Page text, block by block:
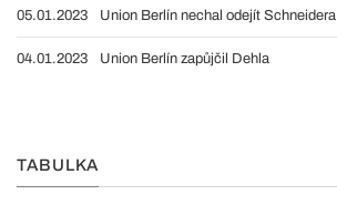
05.01.2023 Union Berlín nechal odejít Schneidera
04.01.2023 Union Berlín zapůjčil Dehla
TABULKA